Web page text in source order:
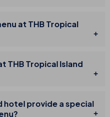
at THB Tropical
THB Tropical Island
hotel provide a special